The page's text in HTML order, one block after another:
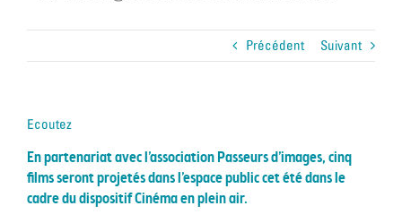
Précédent Suivant
Ecoutez
En partenariat avec l’association Passeurs d’images, cinq
films seront projetés dans l’espace public cet été dans le
cadre du dispositif Cinéma en plein air.